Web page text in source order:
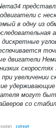
с
в одну из
двигатели
увеличении
удерживающие
могут
со
цене